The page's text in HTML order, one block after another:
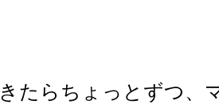
たらちょっとずつ、